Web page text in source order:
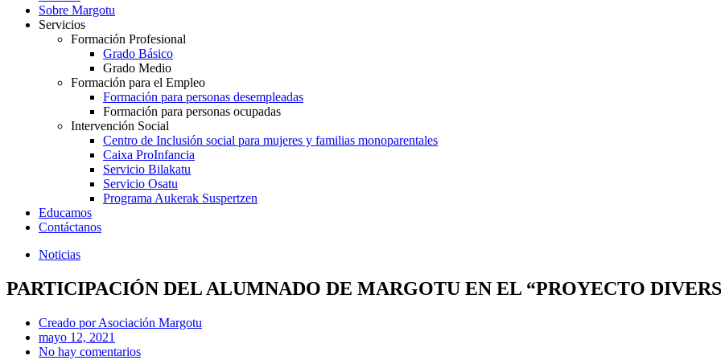
Sobre Margotu
Servicios
Formación Profesional
Grado Básico
Grado Medio
Formación para el Empleo
Formación para personas desempleadas
Formación para personas ocupadas
Intervención Social
Centro de Inclusión social para mujeres y familias monoparentales
Caixa ProInfancia
Servicio Bilakatu
Servicio Osatu
Programa Aukerak Suspertzen
Educamos
Contáctanos
Noticias
PARTICIPACIÓN DEL ALUMNADO DE MARGOTU EN EL “PROYECTO
Creado porAsociación Margotu
mayo 12, 2021
No hay comentarios